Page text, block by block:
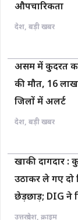
औपचारिकता
देश, बड़ी खबर
असम में कुदरत
की मौत, 16 लाख
जिलों में अलर्ट
देश, बड़ी खबर
खाकी दागदार :
उठाकर ले गए दो
छेड़छाड़; DIG ने
उत्तरप्रदेश, क्राइम